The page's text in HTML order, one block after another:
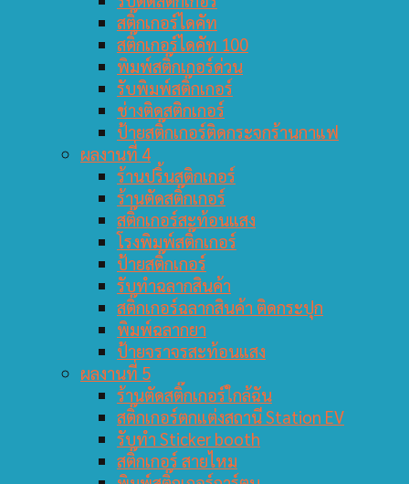
สติ๊กเกอร์ไดคัท
สติ๊กเกอร์ไดคัท 100
พิมพ์สติ๊กเกอร์ด่วน
รับพิมพ์สติ๊กเกอร์
ช่างติดสติกเกอร์
ป้ายสติ๊กเกอร์ติดกระจกร้านกาแฟ
ผลงานที่ 4
ร้านปริ้นสติกเกอร์
ร้านตัดสติ๊กเกอร์
สติ๊กเกอร์สะท้อนแสง
โรงพิมพ์สติ๊กเกอร์
ป้ายสติ๊กเกอร์
รับทำฉลากสินค้า
สติ๊กเกอร์ฉลากสินค้า ติดกระปุก
พิมพ์ฉลากยา
ป้ายจราจรสะท้อนแสง
ผลงานที่ 5
ร้านตัดสติ๊กเกอร์ใกล้ฉัน
สติ๊กเกอร์ตกแต่งสถานี Station EV
รับทำ Sticker booth
สติ๊กเกอร์ สายไหม